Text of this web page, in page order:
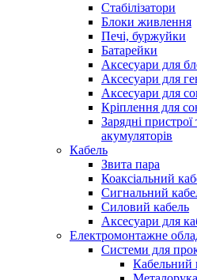
Стабілізатори
Блоки живлення
Печі, буржуйки
Батарейки
Аксесуари для
Аксесуари для
Аксесуари для
Кріплення для
Зарядні
акумуляторів
Кабель
Звита пара
Коаксіальний
Сигнальний
Силовий кабель
Аксесуари для
Електромонтажне
Системи для
Кабельний